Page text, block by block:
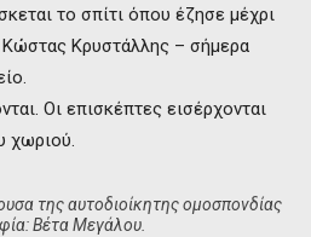
το σπίτι όπου έζησε μέχρι
Κώστας Κρυστάλλης – σήμερα
Οι επισκέπτες εισέρχονται
χωριού.
της αυτοδιοίκητης ομοσπονδίας
Βέτα Μεγάλου.